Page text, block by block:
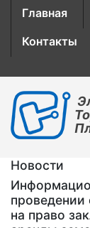
Главная
Контакты
Новости
проведении
на право